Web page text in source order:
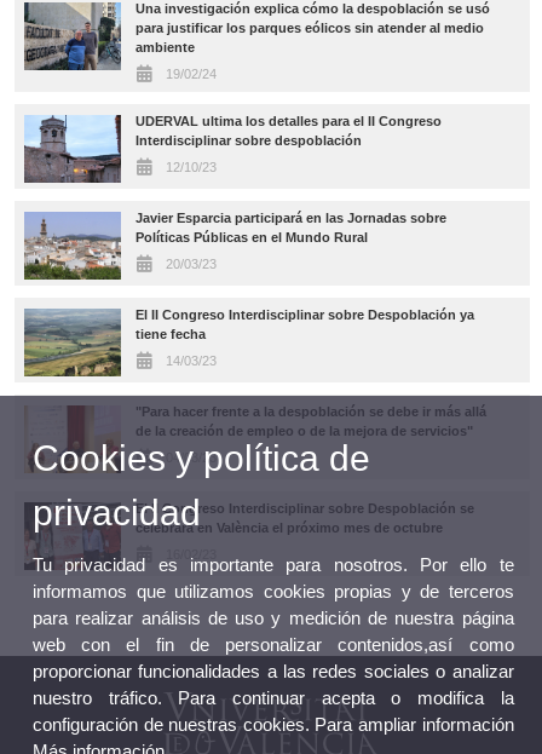
Una investigación explica cómo la despoblación se usó
para justificar los parques eólicos sin atender al medio
ambiente
19/02/24
UDERVAL ultima los detalles para el II Congreso
Interdisciplinar sobre despoblación
12/10/23
Javier Esparcia participará en las Jornadas sobre
Políticas Públicas en el Mundo Rural
20/03/23
El II Congreso Interdisciplinar sobre Despoblación ya
tiene fecha
14/03/23
"Para hacer frente a la despoblación se debe ir más allá
de la creación de empleo o de la mejora de servicios"
04/03/23
El II Congreso Interdisciplinar sobre Despoblación se
celebrará en València el próximo mes de octubre
Cookies y política de
privacidad
Tu privacidad es importante para nosotros. Por ello te
informamos que utilizamos cookies propias y de terceros
para realizar análisis de uso y medición de nuestra página
web con el fin de personalizar contenidos,así como
proporcionar funcionalidades a las redes sociales o analizar
nuestro tráfico. Para continuar acepta o modifica la
configuración de nuestras cookies. Para ampliar información